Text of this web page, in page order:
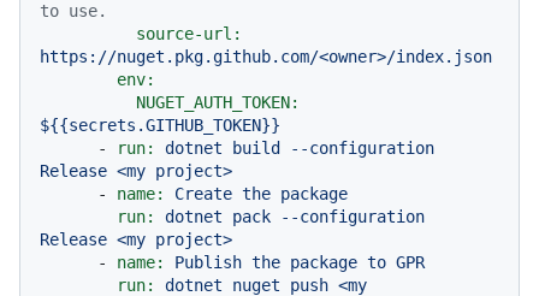
to use.
source-url:
https://nuget.pkg.github.com/<owner>/index.json
env:
NUGET_AUTH_TOKEN:
${{secrets.GITHUB_TOKEN}}
-
run: dotnet build
--configuration
Release <my project>
-
name: Create the package
run:
dotnet pack
--configuration
Release <my project>
-
name: Publish the package to GPR
run:
dotnet nuget push <my